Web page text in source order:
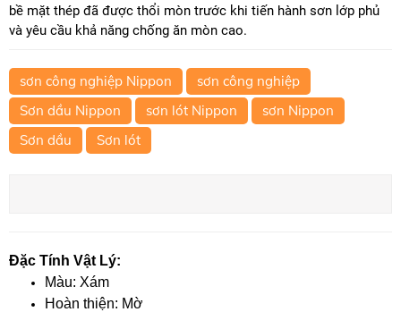
bề mặt thép đã được thổi mòn trước khi tiến hành sơn lớp phủ
và yêu cầu khả năng chống ăn mòn cao.
sơn công nghiệp Nippon
sơn công nghiệp
Sơn dầu Nippon
sơn lót Nippon
sơn Nippon
Sơn dầu
Sơn lót
Đặc Tính Vật Lý:
Màu: Xám
Hoàn thiện: Mờ